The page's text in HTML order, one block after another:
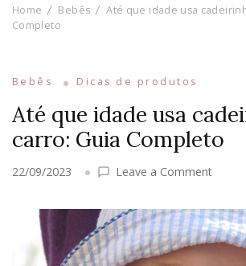
Home Bebês
Até que idade usa
Completo
Bebês Dicas de produtos
Até que idade usa
carro: Guia Completo
22/09/2023 Leave a Commenton
que
idade
usa